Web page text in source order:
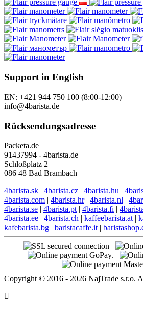
Support in English
EN: +421 944 750 100 (8:00-12:00)
info@4barista.de
Rücksendungsadresse
Packeta.de
91437994 - 4barista.de
Schloßplatz 2
086 48 Bad Brambach
4barista.sk | 4barista.cz | 4barista.hu |
4barista.com | 4barista.hr| 4barista.nl |
4barista.se | 4barista.pt | 4barista.fi |
4barista.ee | 4barista.ch | kaffeebarista.at |
kafebarista.bg | baristacaffe.it |
Copyright © 2016 - 2026 NajTrade s.r.o.